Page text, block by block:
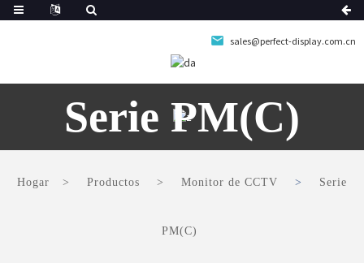
sales@perfect-display.com.cn
Serie PM(C)
Hogar Productos Monitor de CCTV Serie
PM(C)